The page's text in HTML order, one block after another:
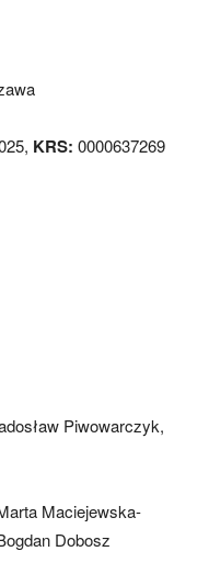
KRS: 0000637269
Piwowarczyk,
Maciejewska-
Dobosz